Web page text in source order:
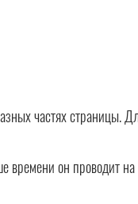
частях страницы.
времени он проводит